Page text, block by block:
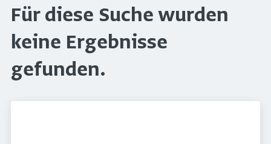
Für diese Suche wurden
keine Ergebnisse
gefunden.